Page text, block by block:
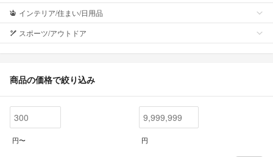
インテリア/住まい/日用品
スポーツ/アウトドア
商品の価格で絞り込み
円〜 円